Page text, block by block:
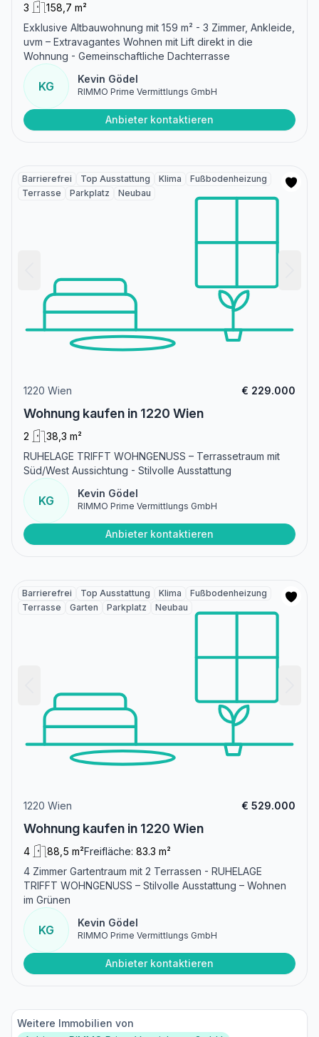
3
158,7 m²
Exklusive Altbauwohnung mit 159 m² - 3 Zimmer, Ankleide,
uvm – Extravagantes Wohnen mit Lift direkt in die
Wohnung - Gemeinschaftliche Dachterrasse
KG
Kevin Gödel
RIMMO Prime Vermittlungs GmbH
Anbieter kontaktieren
Barrierefrei Top Ausstattung Klima
Fußbodenheizung
Terrasse
Parkplatz Neubau
1220 Wien € 229.000
Wohnung kaufen in 1220 Wien
2
38,3 m²
RUHELAGE TRIFFT WOHNGENUSS – Terrassetraum mit
Süd/West Aussichtung - Stilvolle Ausstattung
KG
Kevin Gödel
RIMMO Prime Vermittlungs GmbH
Anbieter kontaktieren
Barrierefrei Top Ausstattung Klima
Fußbodenheizung
Terrasse
Garten Parkplatz Neubau
1220 Wien € 529.000
Wohnung kaufen in 1220 Wien
4 88,5 m²Freifläche: 83.3 m²
4 Zimmer Gartentraum mit 2 Terrassen - RUHELAGE
TRIFFT WOHNGENUSS – Stilvolle Ausstattung – Wohnen
im Grünen
KG
Kevin Gödel
RIMMO Prime Vermittlungs GmbH
Anbieter kontaktieren
Weitere Immobilien von